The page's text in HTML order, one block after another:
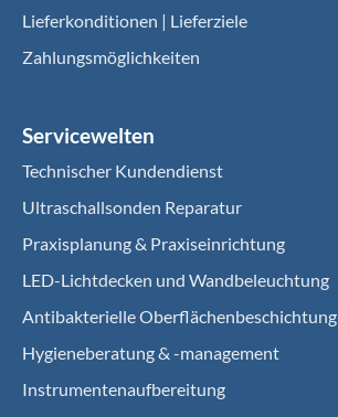
Lieferkonditionen | Lieferziele
Zahlungsmöglichkeiten
Servicewelten
Technischer Kundendienst
Ultraschallsonden Reparatur
Praxisplanung & Praxiseinrichtung
LED-Lichtdecken und Wandbeleuchtung
Antibakterielle Oberflächenbeschichtung
Hygieneberatung & -management
Instrumentenaufbereitung